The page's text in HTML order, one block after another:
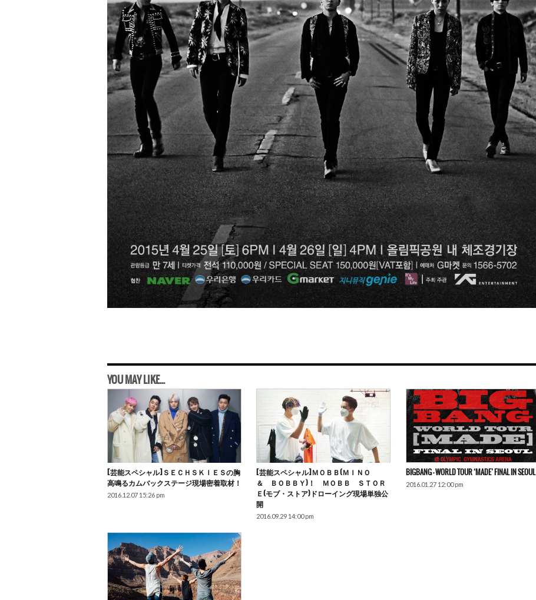
YOU MAY LIKE...
[芸能スペシャル]ＳＥＣＨＳＫＩＥＳの胸
高鳴るカムバックステージ現場密着取材！
2016.12.07 15:26 pm
[芸能スペシャル]ＭＯＢＢ(ＭＩＮＯ
＆ ＢＯＢＢＹ)！ ＭＯＢＢ ＳＴＯＲ
Ｅ(モブ・ストア)ドローイング現場単独公
開
2016.09.29 14:00 pm
BIGBANG – WORLD TOUR ‘MADE’ FINAL IN SEOUL
2016.01.27 12:00 pm